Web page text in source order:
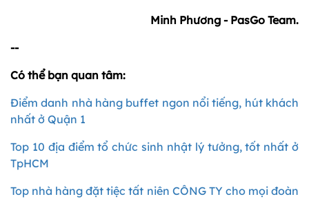
Minh Phương - PasGo Team.
--
Có thể bạn quan tâm:
Điểm danh nhà hàng buffet ngon nổi tiếng, hút khách
nhất ở Quận 1
Top 10 địa điểm tổ chức sinh nhật lý tưởng, tốt nhất ở
TpHCM
Top nhà hàng đặt tiệc tất niên CÔNG TY cho mọi đoàn